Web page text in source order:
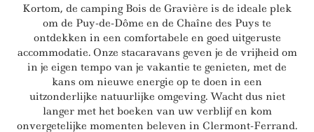
Kortom, de camping Bois de Gravière is de ideale plek
om de Puy-de-Dôme en de Chaîne des Puys te
ontdekken in een comfortabele en goed uitgeruste
accommodatie. Onze stacaravans geven je de vrijheid om
in je eigen tempo van je vakantie te genieten, met de
kans om nieuwe energie op te doen in een
uitzonderlijke natuurlijke omgeving. Wacht dus niet
langer met het boeken van uw verblijf en kom
onvergetelijke momenten beleven in Clermont-Ferrand.